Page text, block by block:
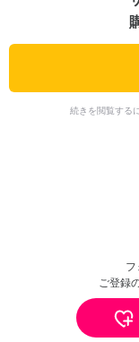
続きを閲覧する
フ
ご登録